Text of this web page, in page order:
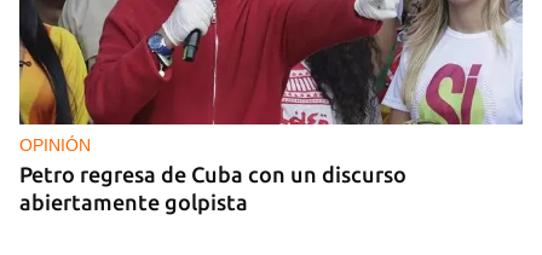
OPINIÓN
Petro regresa de Cuba con un discurso
abiertamente golpista